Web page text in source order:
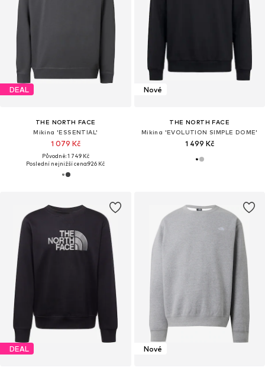
DEAL
THE NORTH FACE
Mikina 'ESSENTIAL'
1 079 Kč
Původně: 1 749 Kč
Poslední nejnižší cena:926 Kč
Nové
THE NORTH FACE
Mikina 'EVOLUTION SIMPLE DOME'
1 499 Kč
DEAL Nové